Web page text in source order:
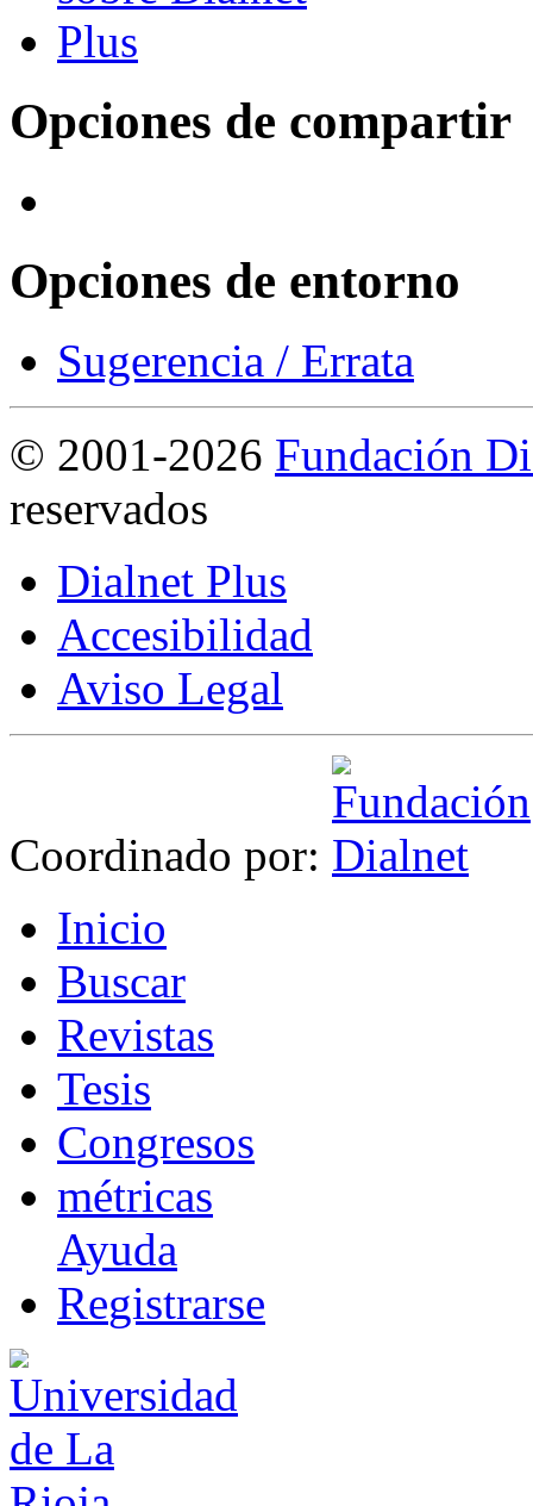
Opciones de compartir
Opciones de entorno
Sugerencia / Errata
© 2001-2026 Fundación
reservados
Dialnet Plus
Accesibilidad
Aviso Legal
Coordinado por:
Inicio
Buscar
Revistas
Tesis
Congresos
métricas
Ayuda
Registrarse